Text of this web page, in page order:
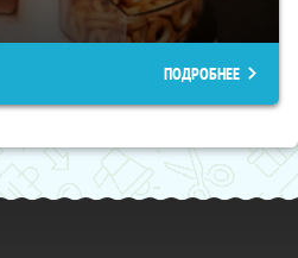
ПОДРОБНЕЕ